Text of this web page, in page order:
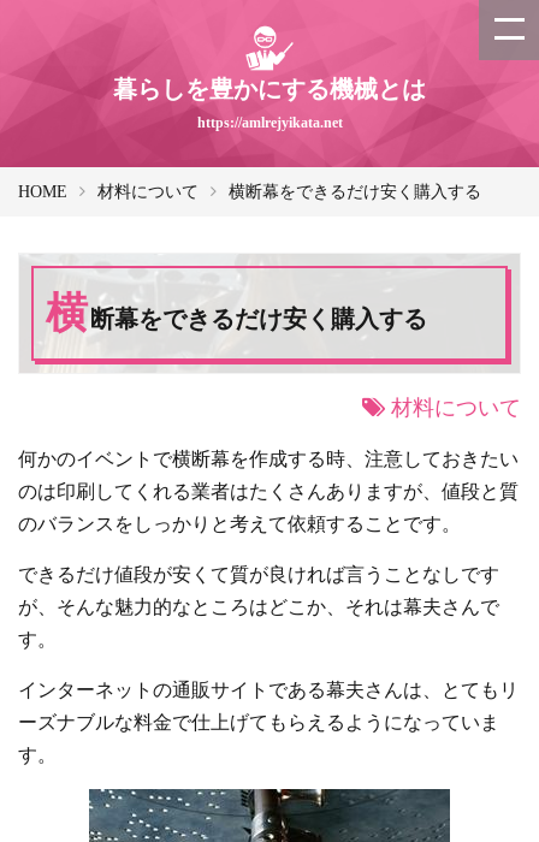
暮らしを豊かにする機械とは
https://amlrejyikata.net
HOME 材料について 横断幕をできるだけ安く購入する
横 断幕をできるだけ安く購入する
材料について
何かのイベントで横断幕を作成する時、注意しておきたい
のは印刷してくれる業者はたくさんありますが、値段と質
のバランスをしっかりと考えて依頼することです。
できるだけ値段が安くて質が良ければ言うことなしです
が、そんな魅力的なところはどこか、それは幕夫さんで
す。
インターネットの通販サイトである幕夫さんは、とてもリ
ーズナブルな料金で仕上げてもらえるようになっていま
す。